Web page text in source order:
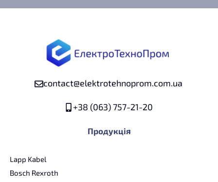
contact@elektrotehnoprom.com.ua
+38 (063) 757-21-20
Продукція
Lapp Kabel
Bosch Rexroth